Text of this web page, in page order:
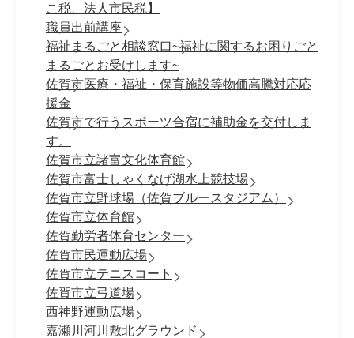
こ税、法人市民税】
職員出前講座
福祉まるごと相談窓口~福祉に関するお困りごと
まるごとお受けします~
佐賀市医療・福祉・保育施設等物価高騰対応応
援金
佐賀市で行うスポーツ合宿に補助金を交付しま
す。
佐賀市立諸富文化体育館
佐賀市富士しゃくなげ湖水上競技場
佐賀市立野球場（佐賀ブルースタジアム）
佐賀市立体育館
佐賀勤労者体育センター
佐賀市民運動広場
佐賀市立テニスコート
佐賀市立弓道場
西神野運動広場
嘉瀬川河川敷北グラウンド